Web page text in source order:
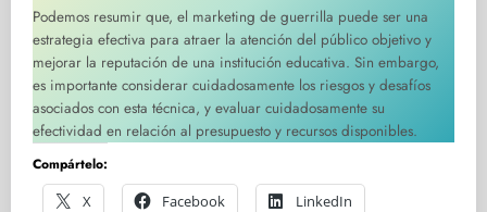
Podemos resumir que, el marketing de guerrilla puede ser una
estrategia efectiva para atraer la atención del público objetivo y
mejorar la reputación de una institución educativa. Sin embargo,
es importante considerar cuidadosamente los riesgos y desafíos
asociados con esta técnica, y evaluar cuidadosamente su
efectividad en relación al presupuesto y recursos disponibles.
Compártelo:
X
Facebook LinkedIn